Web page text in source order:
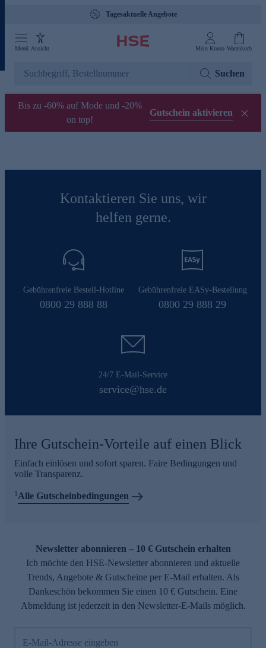
Tagesaktuelle Angebote
Menü Ansicht Mein Konto Warenkorb
Suchen
Bis zu -60% auf Mode und -20%
on top!
Gutschein aktivieren
Kontaktieren Sie uns, wir
helfen gerne.
Gebührenfreie Bestell-Hotline
0800 29 888 88
Gebührenfreie EASy-Bestellung
0800 29 888 29
24/7 E-Mail-Service
service@hse.de
Ihre Gutschein-Vorteile auf einen Blick
Einfach einlösen und sofort sparen. Faire Bedingungen und
volle Transparenz.
1Alle Gutscheinbedingungen
Newsletter abonnieren – 10 € Gutschein erhalten
Ich möchte den HSE-Newsletter abonnieren und aktuelle
Trends, Angebote & Gutscheine per E-Mail erhalten. Als
Dankeschön bekommen Sie einen 10 € Gutschein. Eine
Abmeldung ist jederzeit in den Newsletter-E-Mails möglich.
E-Mail-Adresse eingeben